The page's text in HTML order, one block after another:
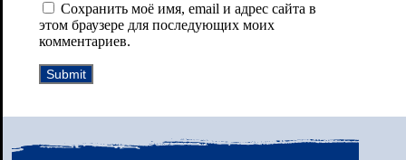
Сохранить моё имя, email и адрес сайта в
этом браузере для последующих моих
комментариев.